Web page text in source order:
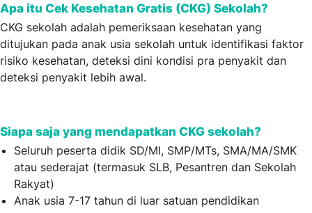
Apa itu Cek Kesehatan Gratis (CKG) Sekolah?
CKG sekolah adalah pemeriksaan kesehatan yang
ditujukan pada anak usia sekolah untuk identifikasi faktor
risiko kesehatan, deteksi dini kondisi pra penyakit dan
deteksi penyakit lebih awal.
Siapa saja yang mendapatkan CKG sekolah?
Seluruh peserta didik SD/MI, SMP/MTs, SMA/MA/SMK
atau sederajat (termasuk SLB, Pesantren dan Sekolah
Rakyat)
Anak usia 7-17 tahun di luar satuan pendidikan